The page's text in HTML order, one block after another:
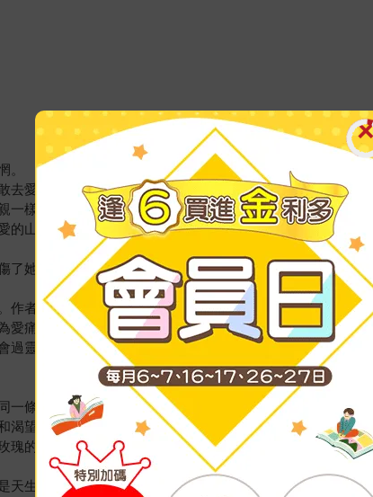
。
去愛。
一樣，背叛了所愛的人。
的山崖墜落，遍體鱗傷。
傷了她熾熱的心……
作者以8個修心竅訣，深入生命本源，並運用花葉曼陀羅
愛痛苦。
過靈性修練，都能被作者巧妙的情節與詩意的比喻觸動，去
條路才會走了又走，同一個地方才會去了又去。
渴望。
的愛很純淨，可以淨化負面的磁場，讓人感到安心並受到
生的。這種與生俱有的原生本能，讓他們遇到所愛的人時